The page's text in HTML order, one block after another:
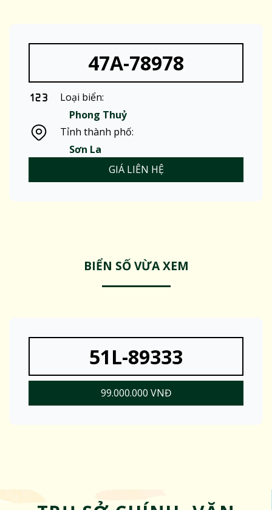
47A-78978
Loại biển:
Phong Thuỷ
Tỉnh thành phố:
Sơn La
GIÁ LIÊN HỆ
BIỂN SỐ VỪA XEM
51L-89333
99.000.000 VNĐ